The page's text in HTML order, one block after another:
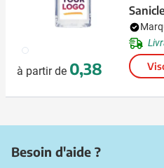
021
à partir de 0,38
Besoin d'aide ?